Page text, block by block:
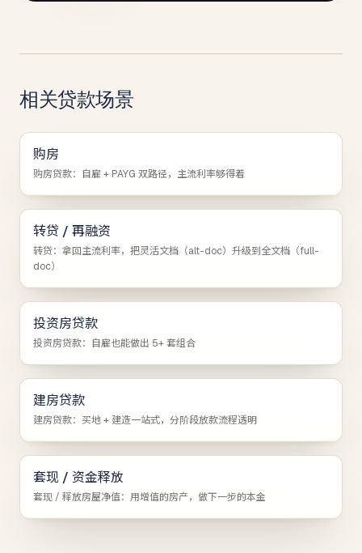
相关贷款场景
购房
购房贷款：自雇 + PAYG 双路径，主流利率够得着
转贷 / 再融资
转贷：拿回主流利率，把灵活文档（alt-doc）升级到全文档（full-
doc）
投资房贷款
投资房贷款：自雇也能做出 5+ 套组合
建房贷款
建房贷款：买地 + 建造一站式，分阶段放款流程透明
套现 / 资金释放
套现 / 释放房屋净值：用增值的房产，做下一步的本金